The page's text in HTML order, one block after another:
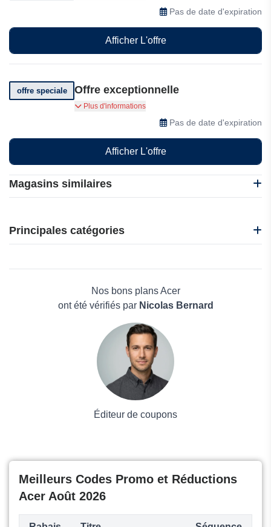
Magasins similaires
Acer
Kiatoo.com
Acasis
Principales catégories
Boissons
Nos bons plans Acer
ont été vérifiés par Nicolas Bernard
Éditeur de coupons
Pas de date d'expiration
Afficher L'offre
offre speciale Offre exceptionnelle
Découvrez des offres exceptionnelles chez Acer
Plus d'informations
Pas de date d'expiration
Afficher L'offre
Meilleurs Codes Promo et Réductions
Acer Août 2026